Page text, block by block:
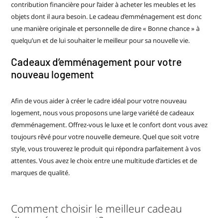
contribution financière pour l’aider à acheter les meubles et les
objets dont il aura besoin. Le cadeau d’emménagement est donc
une manière originale et personnelle de dire « Bonne chance » à
quelqu’un et de lui souhaiter le meilleur pour sa nouvelle vie.
Cadeaux d’emménagement pour votre
nouveau logement
Afin de vous aider à créer le cadre idéal pour votre nouveau
logement, nous vous proposons une large variété de cadeaux
d’emménagement. Offrez-vous le luxe et le confort dont vous avez
toujours rêvé pour votre nouvelle demeure. Quel que soit votre
style, vous trouverez le produit qui répondra parfaitement à vos
attentes. Vous avez le choix entre une multitude d’articles et de
marques de qualité.
Comment choisir le meilleur cadeau